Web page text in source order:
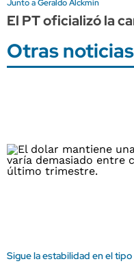
Junto a Geraldo Alckmin
El PT oficializó la
Otras noticias
Sigue la estabilidad en el